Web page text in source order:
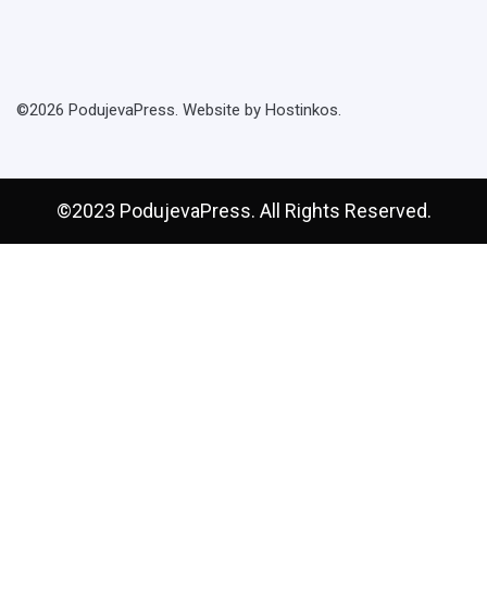
©2026 PodujevaPress. Website by Hostinkos.
©2023 PodujevaPress. All Rights Reserved.